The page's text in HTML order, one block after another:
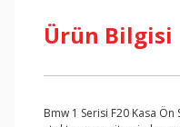
Ürün Bilgisi
Bmw 1 Serisi F20 Kasa